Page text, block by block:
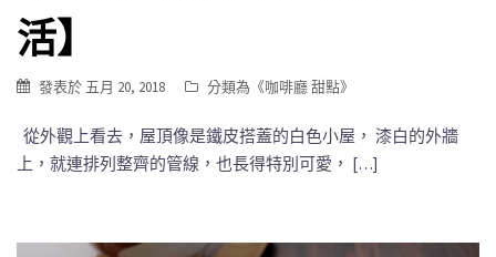
活】
發表於 五月 20, 2018 分類為《咖啡廳 甜點》
從外觀上看去，屋頂像是鐵皮搭蓋的白色小屋， 漆白的外牆
上，就連排列整齊的管線，也長得特別可愛， […]